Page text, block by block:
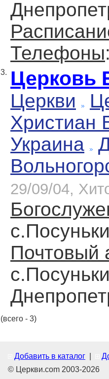
Телефоны
3. Церковь
Церкви
Христиан
Украина
29/09/04,
с.Посуньки
Почтовый
(всего - 3)
Добавить в каталог
© Церкви.com 2003-2026